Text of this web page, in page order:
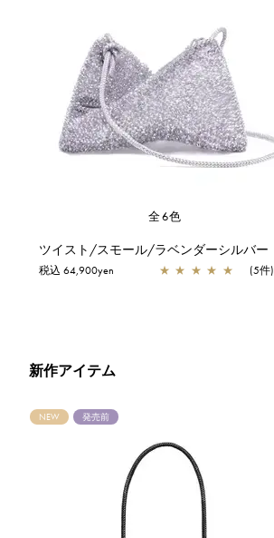
全6色
ツイスト/スモール/ラベンダーシルバー
税込 64,900yen ★ ★ ★ ★ ★ (5件)
新作アイテム
NEW 発売前